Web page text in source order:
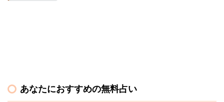
あなたにおすすめの無料占い